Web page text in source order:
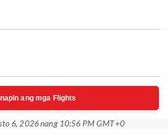
ang mga Flights
6, 2026 nang 10:56 PM GMT+0